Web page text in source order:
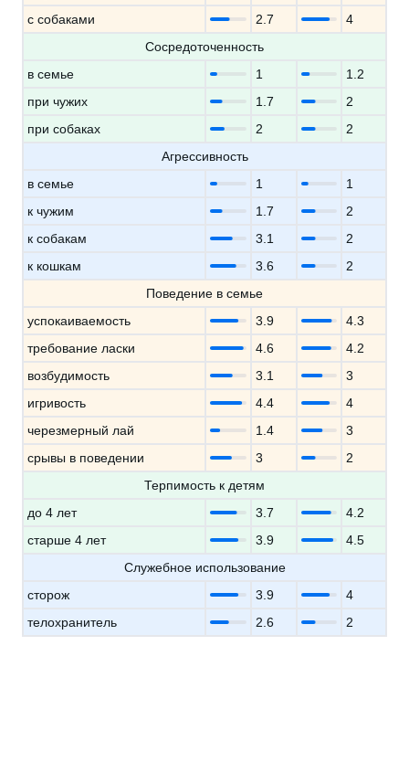
с собаками
2.7
4
Сосредоточенность
в семье
1
1.2
при чужих
1.7
2
при собаках
2
2
Агрессивность
в семье
1
1
к чужим
1.7
2
к собакам
3.1
2
к кошкам
3.6
2
Поведение в семье
успокаиваемость
3.9
4.3
требование ласки
4.6
4.2
возбудимость
3.1
3
игривость
4.4
4
черезмерный лай
1.4
3
срывы в поведении
3
2
Терпимость к детям
до 4 лет
3.7
4.2
старше 4 лет
3.9
4.5
Служебное использование
сторож
3.9
4
телохранитель
2.6 2